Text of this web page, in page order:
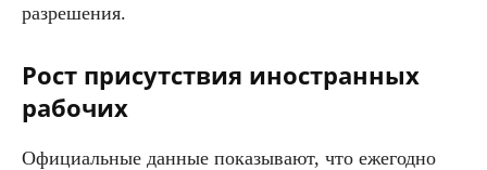
разрешения.
Рост присутствия иностранных
рабочих
Официальные данные показывают, что ежегодно